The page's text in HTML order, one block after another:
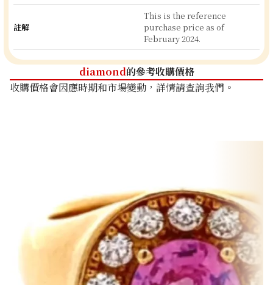
註解
This is the reference
purchase price as of
February 2024.
diamond的參考收購價格
收購價格會因應時期和市場變動，詳情請查詢我們。